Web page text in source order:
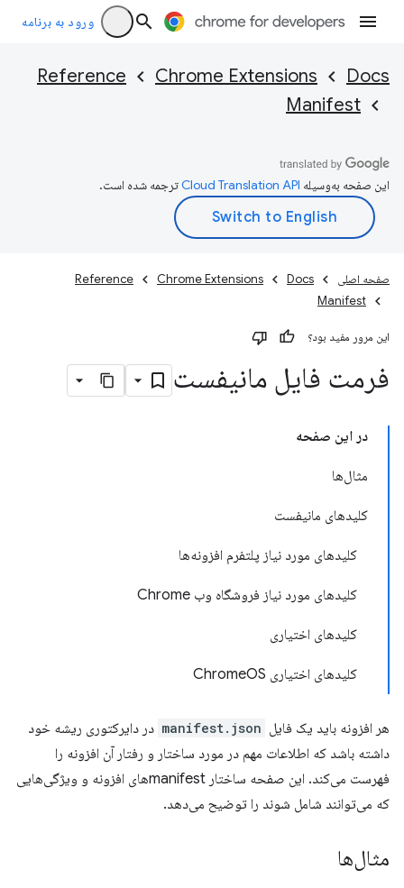
ورود به برنامه
Docs
Chrome Extensions
Reference
Manifest
این صفحه به‌وسیله ترجمه شده است.
صفحه اصلی Docs
Chrome Extensions
Reference
Manifest
این مرور مفید بود؟
فرمت فایل مانیفست
در این صفحه
مثال‌ها
کلیدهای مانیفست
کلیدهای مورد نیاز پلتفرم افزونه‌ها
کلیدهای مورد نیاز فروشگاه وب Chrome
کلیدهای اختیاری
کلیدهای اختیاری ChromeOS
هر افزونه باید یک فایل manifest.json در دایرکتوری ریشه خود
داشته باشد که اطلاعات مهم در مورد ساختار و رفتار آن افزونه را
فهرست می‌کند. این صفحه ساختار manifestهای افزونه و ویژگی‌هایی
که می‌توانند شامل شوند را توضیح می‌دهد.
مثال‌ها